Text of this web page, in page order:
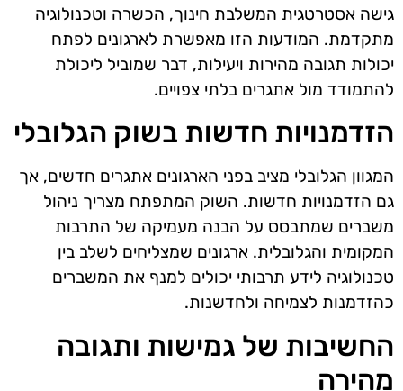
גישה אסטרטגית המשלבת חינוך, הכשרה וטכנולוגיה
מתקדמת. המודעות הזו מאפשרת לארגונים לפתח
יכולות תגובה מהירות ויעילות, דבר שמוביל ליכולת
להתמודד מול אתגרים בלתי צפויים.
הזדמנויות חדשות בשוק הגלובלי
המגוון הגלובלי מציב בפני הארגונים אתגרים חדשים, אך
גם הזדמנויות חדשות. השוק המתפתח מצריך ניהול
משברים שמתבסס על הבנה מעמיקה של התרבות
המקומית והגלובלית. ארגונים שמצליחים לשלב בין
טכנולוגיה לידע תרבותי יכולים למנף את המשברים
כהזדמנות לצמיחה ולחדשנות.
החשיבות של גמישות ותגובה
מהירה